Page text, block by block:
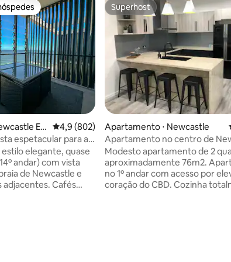
550 avaliações
preferidos dos hóspedes
Ea
4,9 de uma avaliação média de 5, 802
4,9 (802)
espetacular para a
elegante, quase
andar) com vista
de Newcastle e
adjacentes. Cafés
Superhost
Superhost
Apartamento ⋅ Newcastle
Apartamento no centro de
Modesto apartamento de 2
aproximadamente 76m2.
no 1º andar com acesso por
coração do CBD. Cozinha